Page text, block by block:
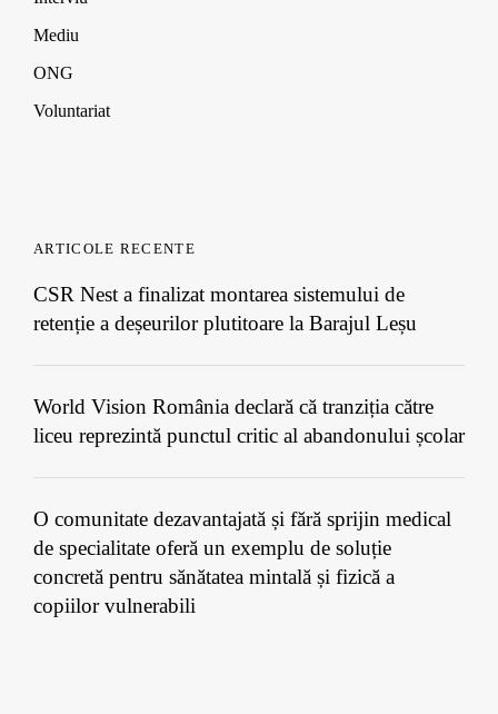
Mediu
ONG
Voluntariat
ARTICOLE RECENTE
CSR Nest a finalizat montarea sistemului de
retenție a deșeurilor plutitoare la Barajul Leșu
World Vision România declară că tranziția către
liceu reprezintă punctul critic al abandonului școlar
O comunitate dezavantajată și fără sprijin medical
de specialitate oferă un exemplu de soluție
concretă pentru sănătatea mintală și fizică a
copiilor vulnerabili